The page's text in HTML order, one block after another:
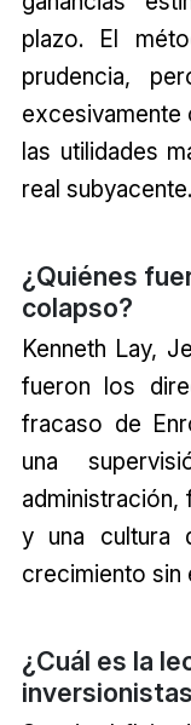
plazo. El
prudencia,
excesivamente
las utilidades
real subyacente.
¿Quiénes
colapso?
Kenneth Lay,
fueron los
fracaso de
una
administración,
y una cultura
crecimiento sin
¿Cuál es la